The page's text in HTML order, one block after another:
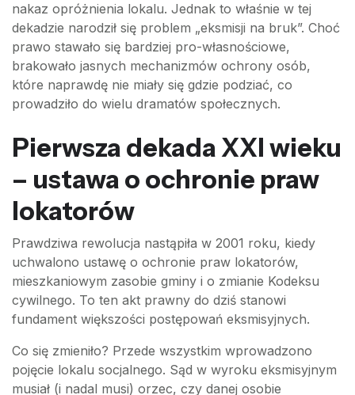
nakaz opróżnienia lokalu. Jednak to właśnie w tej
dekadzie narodził się problem „eksmisji na bruk”. Choć
prawo stawało się bardziej pro-własnościowe,
brakowało jasnych mechanizmów ochrony osób,
które naprawdę nie miały się gdzie podziać, co
prowadziło do wielu dramatów społecznych.
Pierwsza dekada XXI wieku
– ustawa o ochronie praw
lokatorów
Prawdziwa rewolucja nastąpiła w 2001 roku, kiedy
uchwalono ustawę o ochronie praw lokatorów,
mieszkaniowym zasobie gminy i o zmianie Kodeksu
cywilnego. To ten akt prawny do dziś stanowi
fundament większości postępowań eksmisyjnych.
Co się zmieniło? Przede wszystkim wprowadzono
pojęcie lokalu socjalnego. Sąd w wyroku eksmisyjnym
musiał (i nadal musi) orzec, czy danej osobie